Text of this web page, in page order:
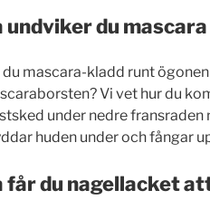
undviker du
du mascara-kladd runt
Vi vet hur du
under nedre fransraden
huden under och fångar
får du nagellacket